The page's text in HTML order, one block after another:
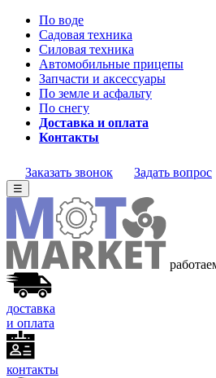
По воде
Садовая техника
Силовая техника
Автомобильные прицепы
Запчасти и аксессуары
По земле и асфальту
По снегу
Доставка и оплата
Контакты
Заказать звонок Задать вопрос
☰
доставка
и оплата
контакты